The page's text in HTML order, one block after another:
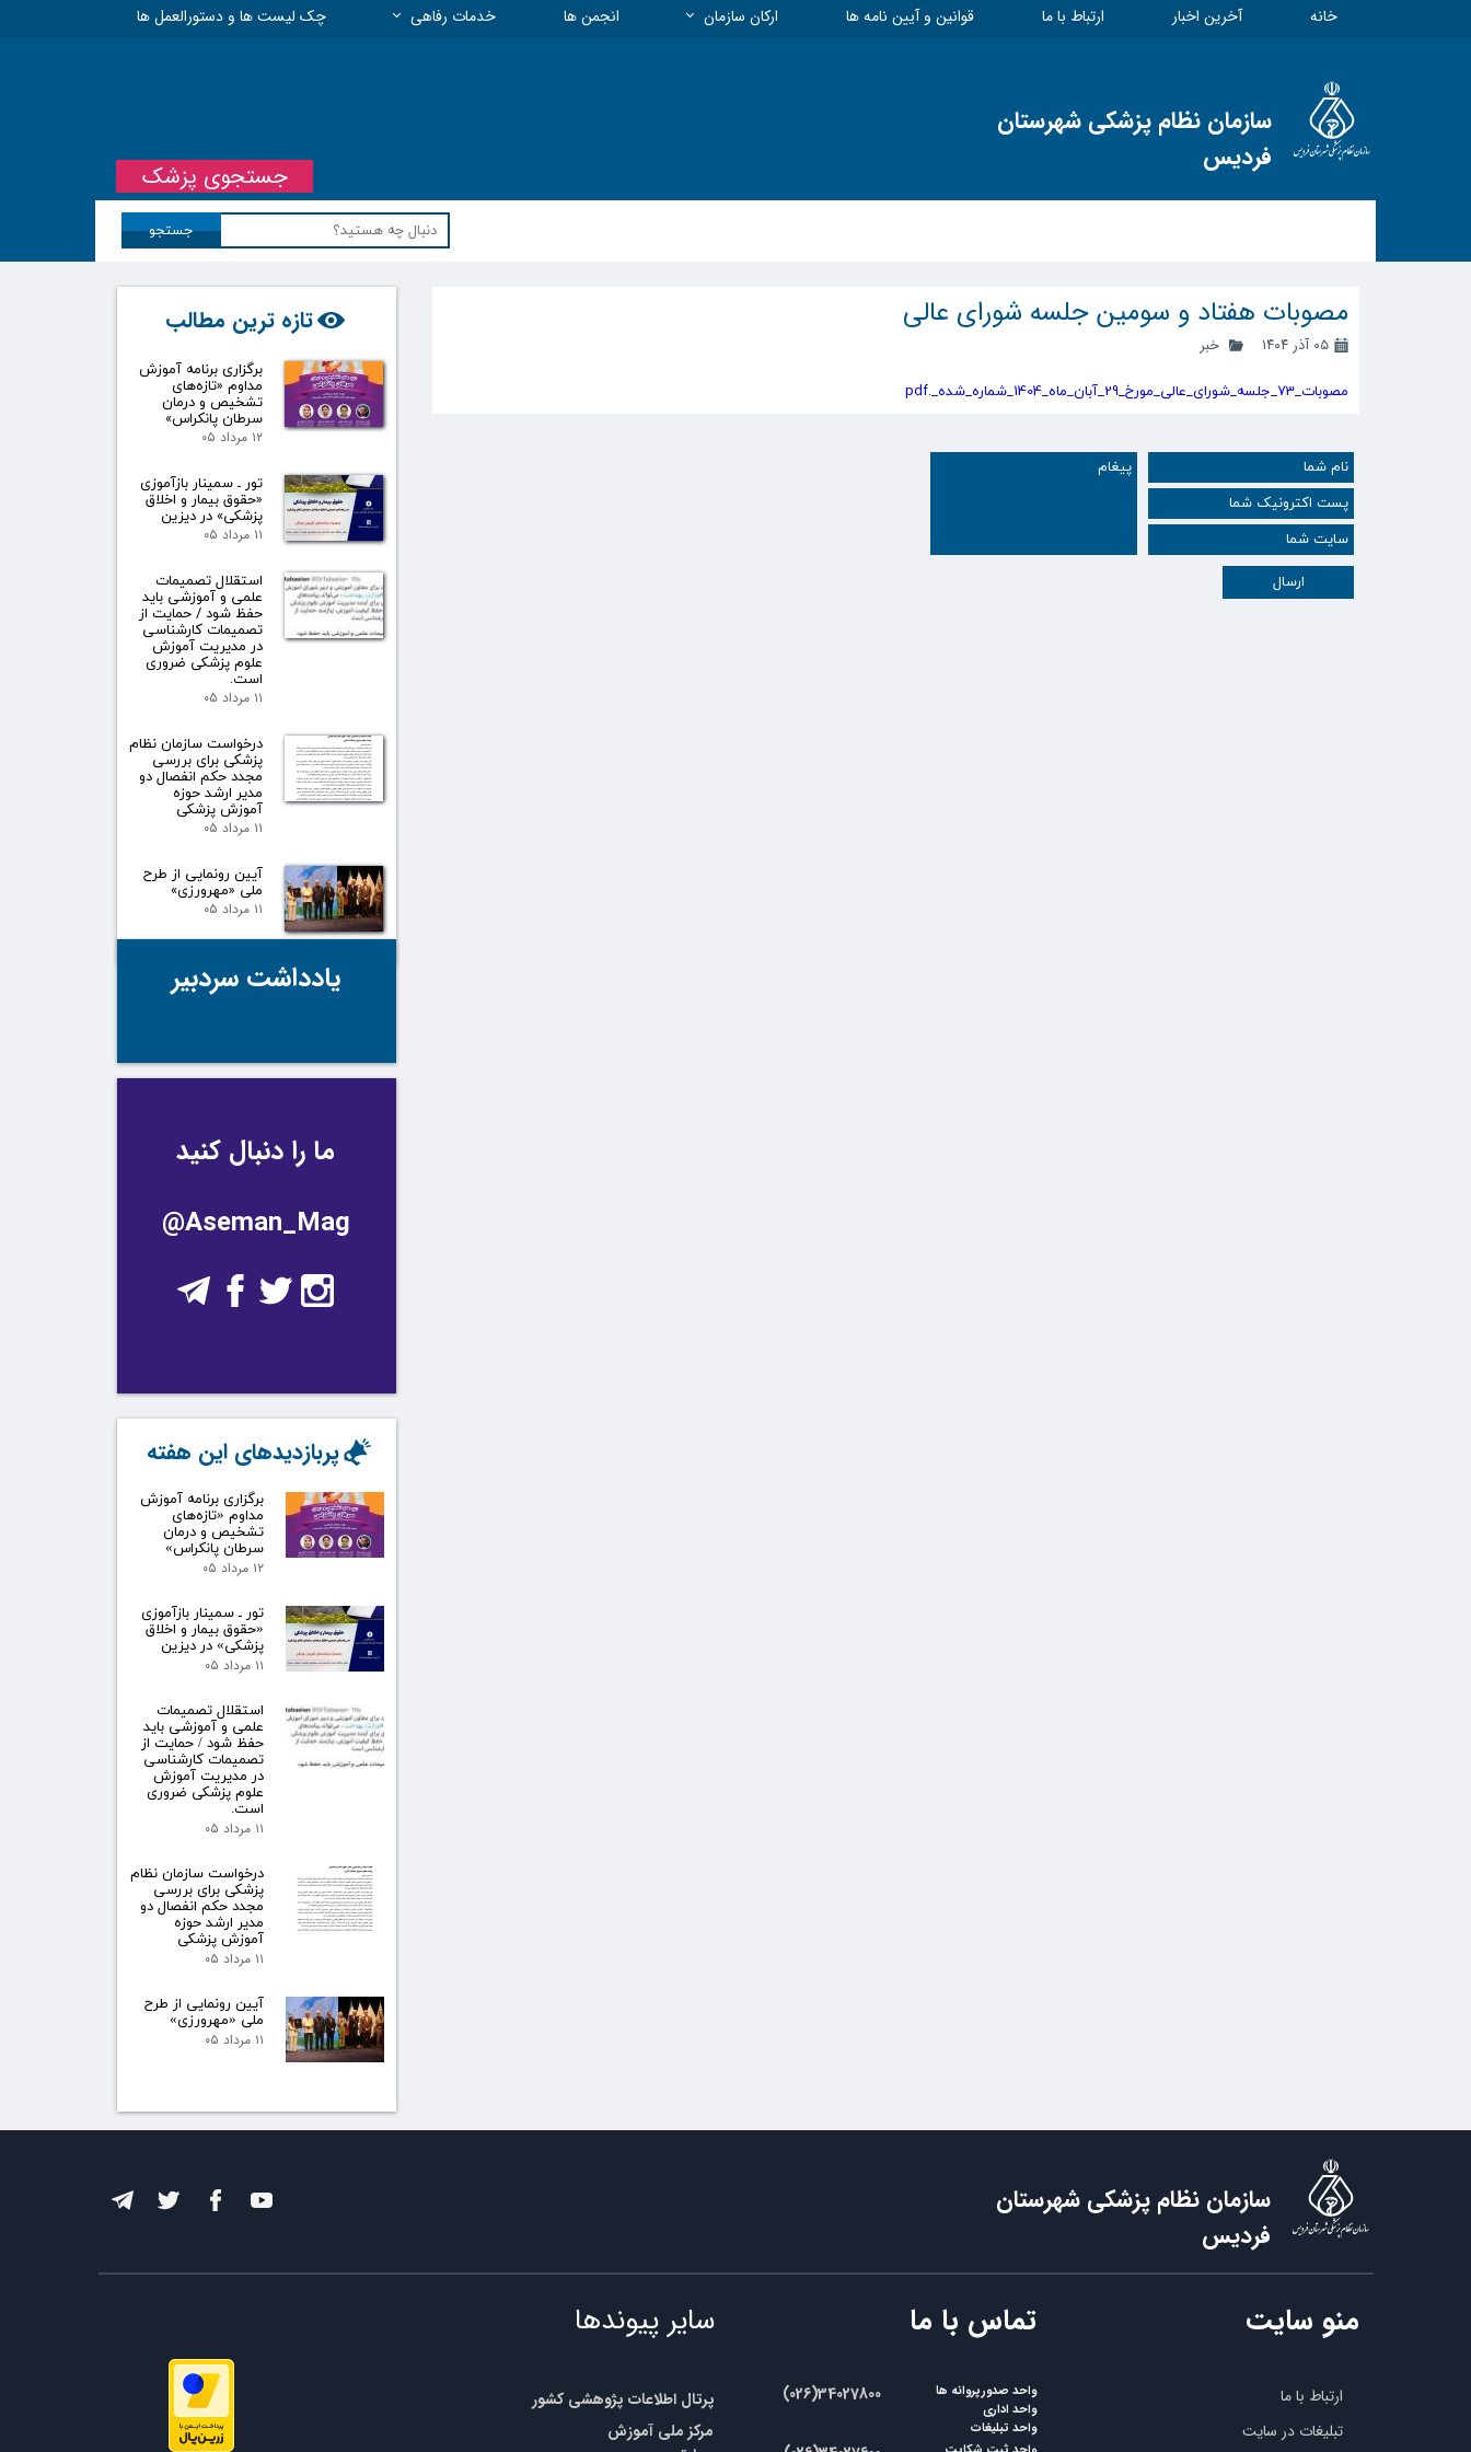
خانه آخرین اخبار ارتباط با ما قوانین و آیین نامه ها ارکان سازمان
معاونت فنی و نظارت
انجمن ها خدمات رفاهی چک لیست ها و دستورالعمل ها
سازمان نظام پزشکی شهرستان
فردیس
جستجو
جستجوی پزشک
مصوبات هفتاد و سومین جلسه شورای عالی
۰۵ آذر ۱۴۰۴ خبر
مصوبات_73_جلسه_شورای_عالی_مورخ_29_آبان_ماه_1404_شماره_شده_.pdf
ارسال
تازه ترین مطالب
برگزاری برنامه آموزش
مداوم «تازه‌های
تشخیص و درمان
سرطان پانکراس»
۱۲ مرداد ۰۵
تور ـ سمینار بازآموزی
«حقوق بیمار و اخلاق
پزشکی» در دیزین
۱۱ مرداد ۰۵
استقلال تصمیمات
علمی و آموزشی باید
حفظ شود / حمایت از
تصمیمات کارشناسی
در مدیریت آموزش
علوم پزشکی ضروری
است.
۱۱ مرداد ۰۵
درخواست سازمان نظام
پزشکی برای بررسی
مجدد حکم انفصال دو
مدیر ارشد حوزه
آموزش پزشکی
۱۱ مرداد ۰۵
آیین رونمایی از طرح
ملی «مهرورزی»
۱۱ مرداد ۰۵
یادداشت سردبیر
@Aseman_Mag
ما را دنبال کنید
برگزاری برنامه آموزش
مداوم «تازه‌های
تشخیص و درمان
سرطان پانکراس»
۱۲ مرداد ۰۵
تور ـ سمینار بازآموزی
«حقوق بیمار و اخلاق
پزشکی» در دیزین
۱۱ مرداد ۰۵
استقلال تصمیمات
علمی و آموزشی باید
حفظ شود / حمایت از
تصمیمات کارشناسی
در مدیریت آموزش
علوم پزشکی ضروری
است.
۱۱ مرداد ۰۵
درخواست سازمان نظام
پزشکی برای بررسی
مجدد حکم انفصال دو
مدیر ارشد حوزه
آموزش پزشکی
۱۱ مرداد ۰۵
آیین رونمایی از طرح
ملی «مهرورزی»
۱۱ مرداد ۰۵
پربازدیدهای این هفته
سازمان نظام پزشکی شهرستان
فردیس
ارتباط با ما
تبلیغات در سایت
منو سایت ​تماس با ما
​​(026)34027800
واحد صدورپروانه ها
واحد اداری
واحد تبلیغات
سایر پیوندها
پرتال اطلاعات پژوهشی کشور
مرکز ملی آموزش